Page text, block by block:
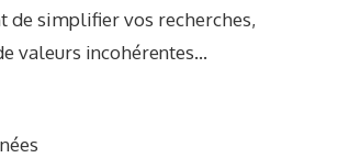
de simplifier vos recherches,
valeurs incohérentes…